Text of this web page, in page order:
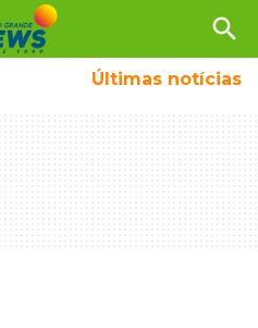
search
Últimas notícias